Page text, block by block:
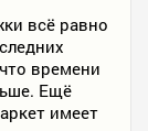
всё равно
времени
Ещё
имеет